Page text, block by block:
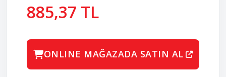
885,37 TL
ONLINE MAĞAZADA SATIN AL